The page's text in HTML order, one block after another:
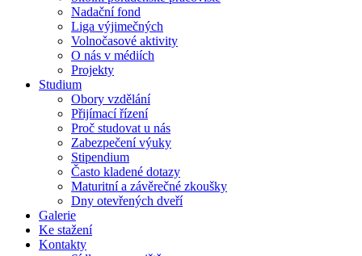
Nadační fond
Liga výjimečných
Volnočasové aktivity
O nás v médiích
Projekty
Studium
Obory vzdělání
Přijímací řízení
Proč studovat u nás
Zabezpečení výuky
Stipendium
Často kladené dotazy
Maturitní a závěrečné zkoušky
Dny otevřených dveří
Galerie
Ke stažení
Kontakty